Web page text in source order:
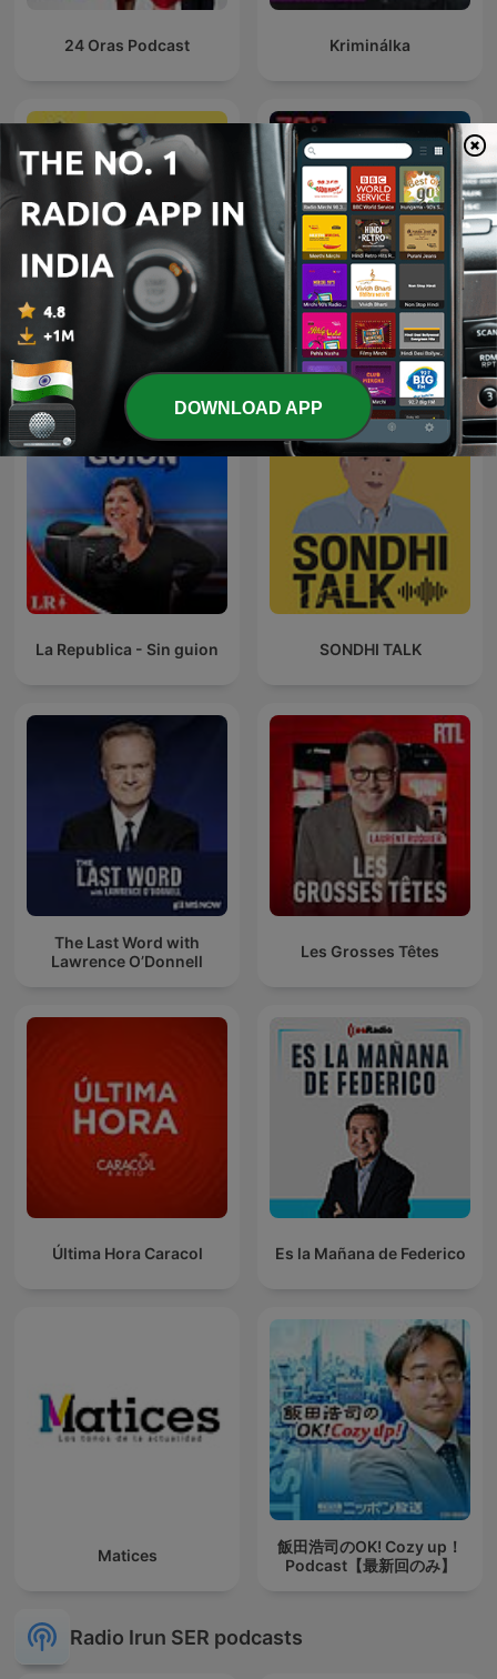
24 Oras Podcast Kriminálka
The Clement Manyathela
Show
La Republica - Sin guion SONDHI TALK
The Last Word with
Lawrence O’Donnell
Les Grosses Têtes
Última Hora Caracol Es la Mañana de Federico
Matices
飯田浩司のOK! Cozy up！
Podcast【最新回のみ】
Radio Irun SER podcasts
DOWNLOAD APP